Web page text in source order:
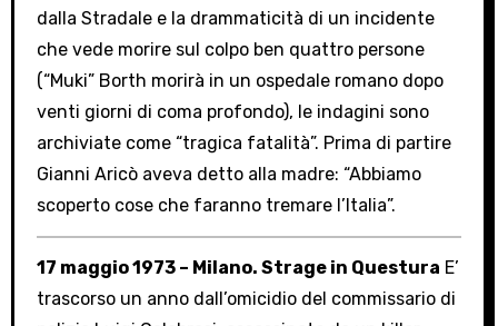
dalla Stradale e la drammaticità di un incidente
che vede morire sul colpo ben quattro persone
(“Muki” Borth morirà in un ospedale romano dopo
venti giorni di coma profondo), le indagini sono
archiviate come “tragica fatalità”. Prima di partire
Gianni Aricò aveva detto alla madre: “Abbiamo
scoperto cose che faranno tremare l’Italia”.
17 maggio 1973 – Milano. Strage in Questura E’
trascorso un anno dall’omicidio del commissario di